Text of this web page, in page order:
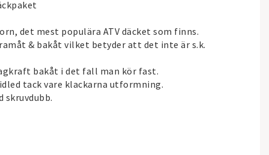
det mest populära ATV däcket som finns.
& bakåt vilket betyder att det inte är s.k.
bakåt i det fall man kör fast.
tack vare klackarna utformning.
skruvdubb.